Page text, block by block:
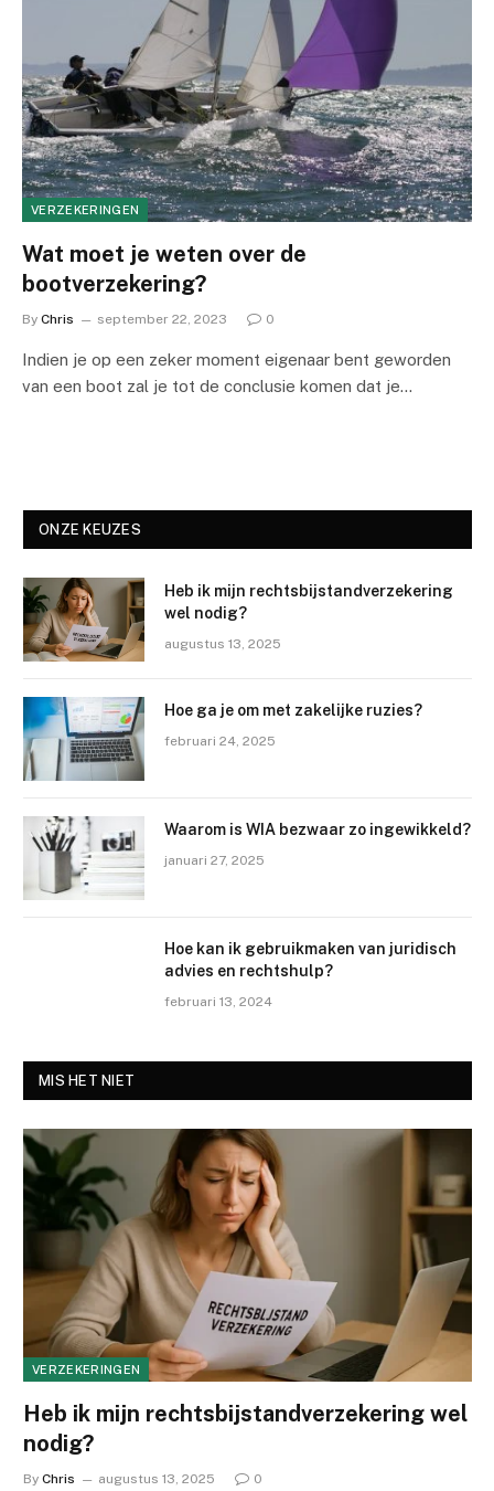
VERZEKERINGEN
Wat moet je weten over de
bootverzekering?
By Chris september 22, 2023 0
Indien je op een zeker moment eigenaar bent geworden
van een boot zal je tot de conclusie komen dat je…
ONZE KEUZES
Heb ik mijn rechtsbijstandverzekering
wel nodig?
augustus 13, 2025
Hoe ga je om met zakelijke ruzies?
februari 24, 2025
Waarom is WIA bezwaar zo ingewikkeld?
januari 27, 2025
Hoe kan ik gebruikmaken van juridisch
advies en rechtshulp?
februari 13, 2024
MIS HET NIET
VERZEKERINGEN
Heb ik mijn rechtsbijstandverzekering wel
nodig?
By Chris augustus 13, 2025 0